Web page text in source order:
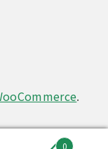
.
0